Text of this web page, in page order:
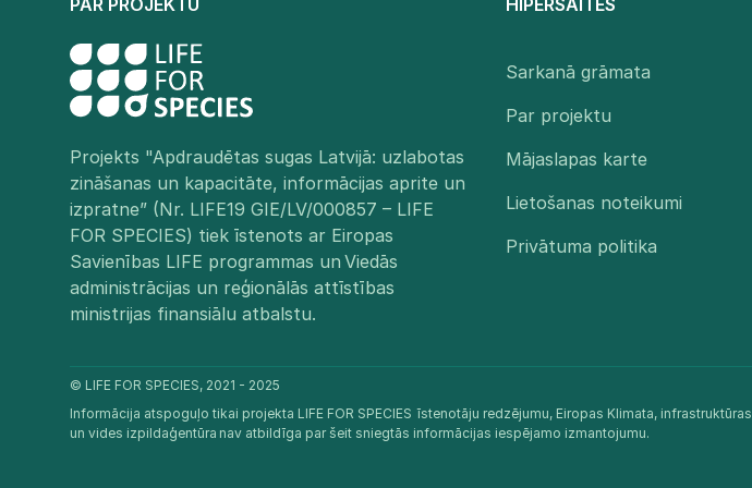
PAR PROJEKTU
Projekts "Apdraudētas sugas Latvijā: uzlabotas
zināšanas un kapacitāte, informācijas aprite un
izpratne” (Nr. LIFE19 GIE/LV/000857 – LIFE
FOR SPECIES) tiek īstenots ar Eiropas
Savienības LIFE programmas un Viedās
administrācijas un reģionālās attīstības
ministrijas finansiālu atbalstu.​
HIPERSAITES
Sarkanā grāmata
Par projektu
Mājaslapas karte
Lietošanas noteikumi
Privātuma politika
© LIFE FOR SPECIES, 2021 - 2025
Informācija atspoguļo tikai projekta LIFE FOR SPECIES īstenotāju redzējumu, Eiropas Klimata, infrastruktūras
un vides izpildaģentūra nav atbildīga par šeit sniegtās informācijas iespējamo izmantojumu.​